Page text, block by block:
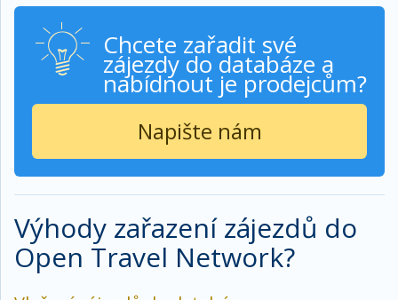
Chcete zařadit své
zájezdy do databáze a
nabídnout je prodejcům?
Napište nám
Výhody zařazení zájezdů do
Open Travel Network?